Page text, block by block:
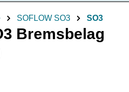
SOFLOW SO3 SO3
Bremsbelag